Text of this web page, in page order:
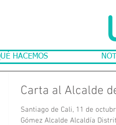
HACEMOS
Carta al Alcalde
Santiago de Cali, 11 de
Gómez Alcalde Alcaldía